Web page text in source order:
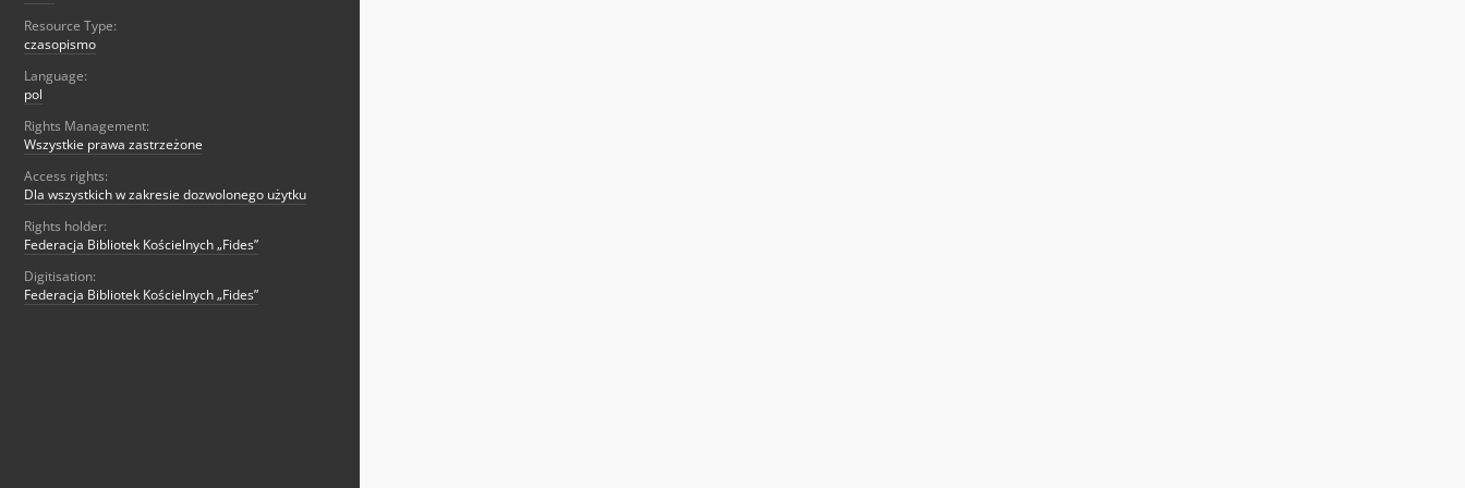
Resource Type:
czasopismo
Language:
pol
Rights Management:
Wszystkie prawa zastrzeżone
Access rights:
Dla wszystkich w zakresie dozwolonego użytku
Rights holder:
Federacja Bibliotek Kościelnych „Fides”
Digitisation:
Federacja Bibliotek Kościelnych „Fides”